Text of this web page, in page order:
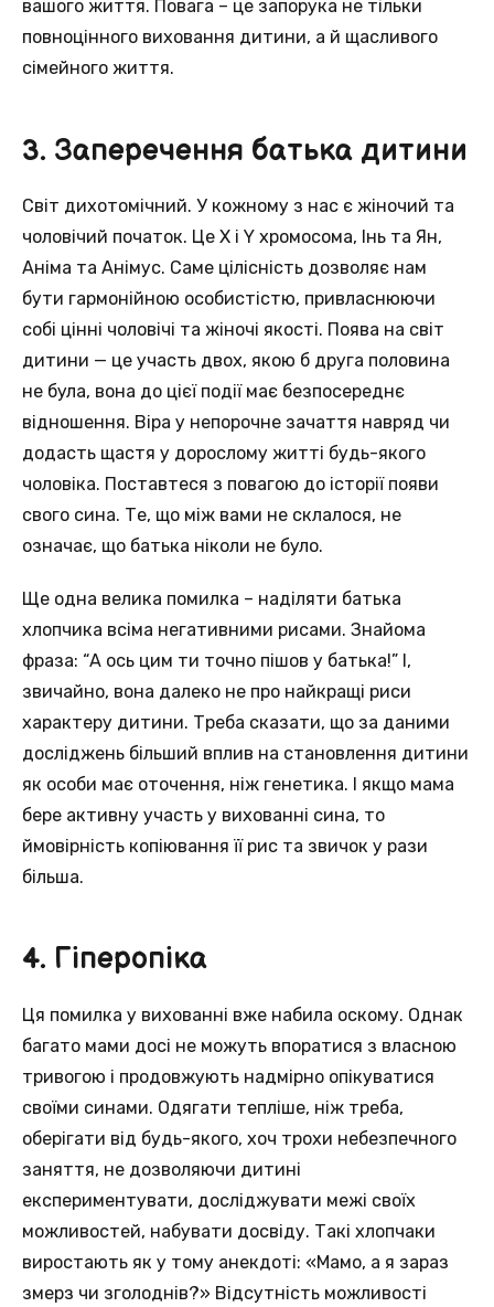
вашого життя. Повага – це запорука не тільки
повноцінного виховання дитини, а й щасливого
сімейного життя.
3. Заперечення батька дитини
Світ дихотомічний. У кожному з нас є жіночий та
чоловічий початок. Це X і Y хромосома, Інь та Ян,
Аніма та Анімус. Саме цілісність дозволяє нам
бути гармонійною особистістю, привласнюючи
собі цінні чоловічі та жіночі якості. Поява на світ
дитини — це участь двох, якою б друга половина
не була, вона до цієї події має безпосереднє
відношення. Віра у непорочне зачаття навряд чи
додасть щастя у дорослому житті будь-якого
чоловіка. Поставтеся з повагою до історії появи
свого сина. Те, що між вами не склалося, не
означає, що батька ніколи не було.
Ще одна велика помилка – наділяти батька
хлопчика всіма негативними рисами. Знайома
фраза: “А ось цим ти точно пішов у батька!” І,
звичайно, вона далеко не про найкращі риси
характеру дитини. Треба сказати, що за даними
досліджень більший вплив на становлення дитини
як особи має оточення, ніж генетика. І якщо мама
бере активну участь у вихованні сина, то
ймовірність копіювання її рис та звичок у рази
більша.
4. Гіперопіка
Ця помилка у вихованні вже набила оскому. Однак
багато мами досі не можуть впоратися з власною
тривогою і продовжують надмірно опікуватися
своїми синами. Одягати тепліше, ніж треба,
оберігати від будь-якого, хоч трохи небезпечного
заняття, не дозволяючи дитині
експериментувати, досліджувати межі своїх
можливостей, набувати досвіду. Такі хлопчаки
виростають як у тому анекдоті: «Мамо, а я зараз
змерз чи зголоднів?» Відсутність можливості